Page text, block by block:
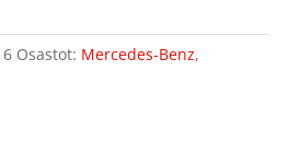
Osastot: Mercedes-Benz,